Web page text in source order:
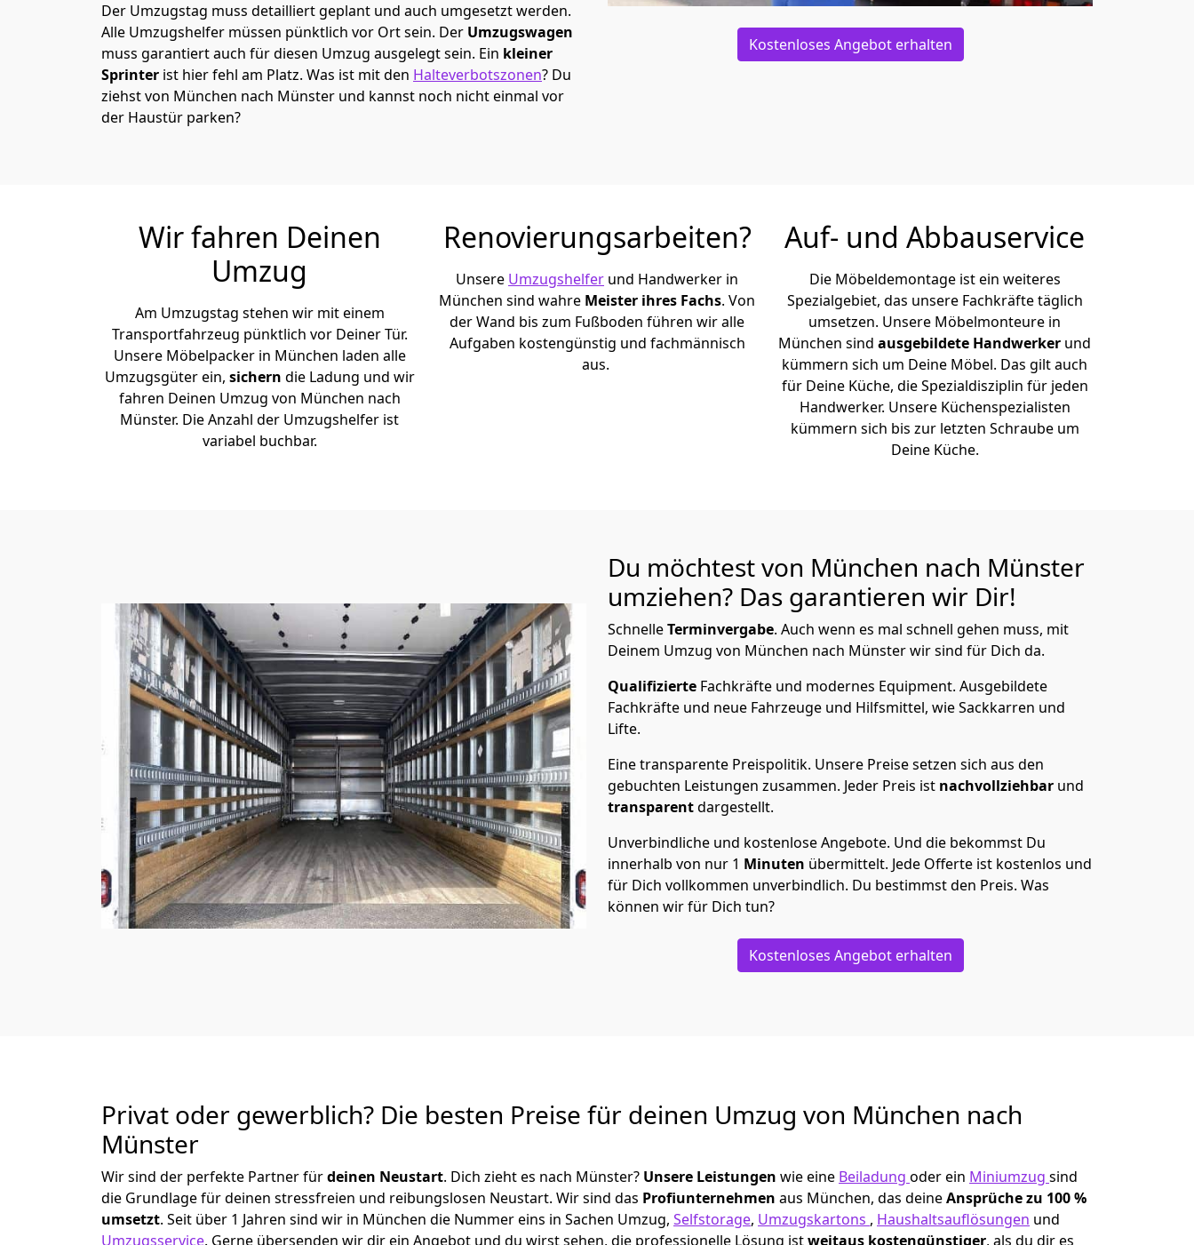
Der Umzugstag muss detailliert geplant und auch umgesetzt werden.
Alle Umzugshelfer müssen pünktlich vor Ort sein. Der Umzugswagen
muss garantiert auch für diesen Umzug ausgelegt sein. Ein kleiner
Sprinter ist hier fehl am Platz. Was ist mit den Halteverbotszonen? Du
ziehst von München nach Münster und kannst noch nicht einmal vor
der Haustür parken?
Kostenloses Angebot erhalten
Wir fahren Deinen
Umzug
Am Umzugstag stehen wir mit einem
Transportfahrzeug pünktlich vor Deiner Tür.
Unsere Möbelpacker in München laden alle
Umzugsgüter ein, sichern die Ladung und wir
fahren Deinen Umzug von München nach
Münster. Die Anzahl der Umzugshelfer ist
variabel buchbar.
Renovierungsarbeiten?
Unsere Umzugshelfer und Handwerker in
München sind wahre Meister ihres Fachs. Von
der Wand bis zum Fußboden führen wir alle
Aufgaben kostengünstig und fachmännisch
aus.
Auf- und Abbauservice
Die Möbeldemontage ist ein weiteres
Spezialgebiet, das unsere Fachkräfte täglich
umsetzen. Unsere Möbelmonteure in
München sind ausgebildete Handwerker und
kümmern sich um Deine Möbel. Das gilt auch
für Deine Küche, die Spezialdisziplin für jeden
Handwerker. Unsere Küchenspezialisten
kümmern sich bis zur letzten Schraube um
Deine Küche.
Du möchtest von München nach Münster
umziehen? Das garantieren wir Dir!
SchnelleTerminvergabe. Auch wenn es mal schnell gehen muss, mit
Deinem Umzug von München nach Münster wir sind für Dich da.
Qualifizierte Fachkräfte und modernes Equipment. Ausgebildete
Fachkräfte und neue Fahrzeuge und Hilfsmittel, wie Sackkarren und
Lifte.
Eine transparente Preispolitik. Unsere Preise setzen sich aus den
gebuchten Leistungen zusammen. Jeder Preis ist nachvollziehbar und
transparentdargestellt.
Unverbindliche und kostenlose Angebote. Und die bekommst Du
innerhalb von nur 1 Minuten übermittelt. Jede Offerte ist kostenlos und
für Dich vollkommen unverbindlich. Du bestimmst den Preis. Was
können wir für Dich tun?
Kostenloses Angebot erhalten
Privat oder gewerblich? Die besten Preise für deinen Umzug von München nach
Münster
Wir sind der perfekte Partner fürdeinen Neustart. Dich zieht es nach Münster? Unsere Leistungen wie eine Beiladung oder ein Miniumzug sind
die Grundlage für deinen stressfreien und reibungslosen Neustart. Wir sind das Profiunternehmen aus München, das deineAnsprüche zu 100 %
umsetzt. Seit über 1 Jahren sind wir in München die Nummer eins in Sachen Umzug, Selfstorage, Umzugskartons , Haushaltsauflösungen und
Umzugsservice. Gerne übersenden wir dir ein Angebot und du wirst sehen, die professionelle Lösung istweitaus kostengünstiger, als du dir es